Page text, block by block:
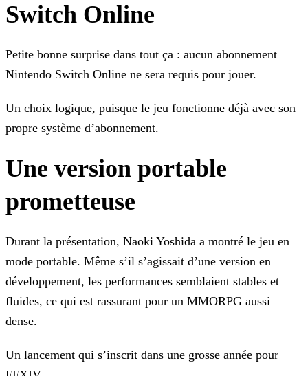
Switch Online
Petite bonne surprise dans tout ça : aucun abonnement
Nintendo Switch Online ne sera requis pour jouer.
Un choix logique, puisque le jeu fonctionne déjà avec son
propre système d’abonnement.
Une version portable
prometteuse
Durant la présentation, Naoki Yoshida a montré le jeu en
mode portable. Même s’il s’agissait d’une version en
développement, les performances semblaient stables et
fluides, ce qui est rassurant pour un MMORPG aussi
dense.
Un lancement qui s’inscrit dans une grosse année pour